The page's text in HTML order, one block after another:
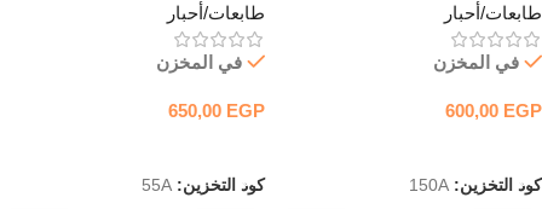
طابعات/أحبار
في المخزن
600,00 EGP
كود التخزين: 150A
طابعات/أحبار
في المخزن
650,00 EGP
كود التخزين: 55A